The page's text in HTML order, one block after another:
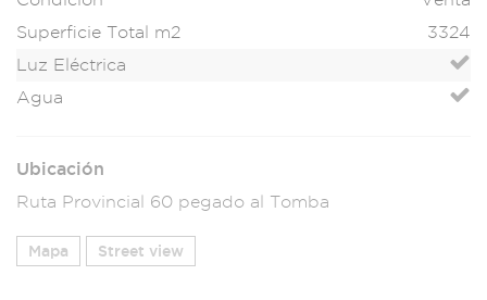
Superficie Total m2
3324
Luz Eléctrica
Agua
Ubicación
Ruta Provincial 60 pegado al Tomba
Mapa Street view